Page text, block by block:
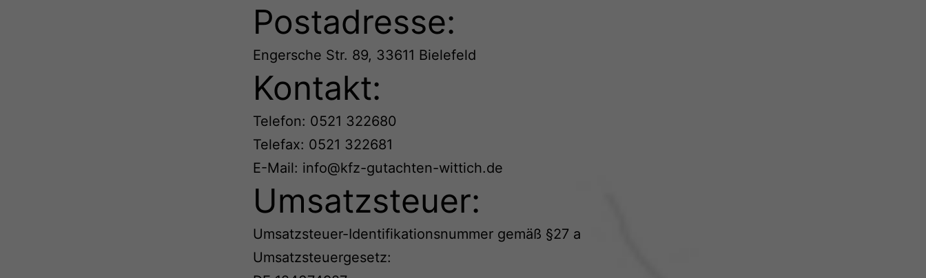
Postadresse:
Engersche Str. 89, 33611 Bielefeld
Kontakt:
Telefon: 0521 322680
Telefax: 0521 322681
E-Mail: info@kfz-gutachten-wittich.de
Umsatzsteuer:
Umsatzsteuer-Identifikationsnummer gemäß §27 a
Umsatzsteuergesetz: